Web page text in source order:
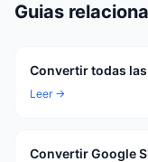
Guias
Convertir todas
Leer →
Convertir Google